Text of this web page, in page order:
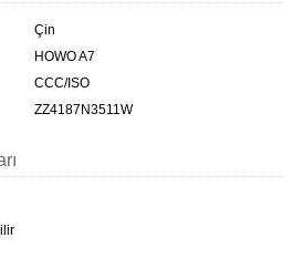
Çin
HOWO A7
CCC/ISO
ZZ4187N3511W